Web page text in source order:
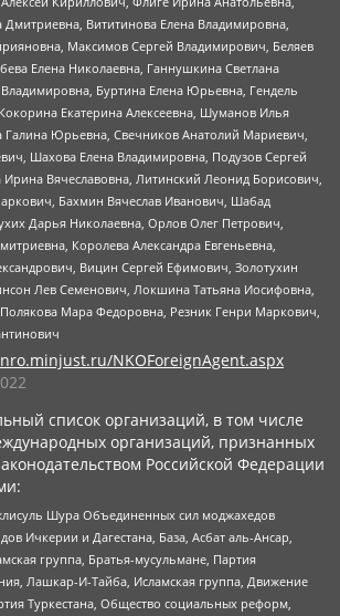
Вититинова Елена Владимировна,
Максимов Сергей Владимирович, Беляев
Елена Николаевна, Ганнушкина Светлана
Владимировна, Буртина Елена Юрьевна, Гендель
Екатерина Алексеевна, Шуманов Илья
Галина Юрьевна, Свечников Анатолий Мариевич,
Шахова Елена Владимировна, Подузов Сергей
Ирина Вячеславовна, Литинский Леонид Борисович,
Бахмин Вячеслав Иванович, Шабад
Дарья Николаевна, Орлов Олег Петрович,
Королева Александра Евгеньевна,
Вицин Сергей Ефимович, Золотухин
Лев Семенович, Локшина Татьяна Иосифовна,
Мара Федоровна, Резник Генри Маркович,
NKOForeignAgent.aspx
список организаций, в том числе
организаций, признанных
Российской Федерации
Шура Объединенных сил моджахедов
Ичкерии и Дагестана, База, Асбат аль-Ансар,
группа, Братья-мусульмане, Партия
Лашкар-И-Тайба, Исламская группа, Движение
Туркестана, Общество социальных реформ,